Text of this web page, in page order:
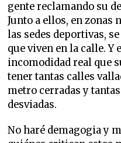
gente reclamando su
Junto a ellos, en zonas
las sedes deportivas,
que viven en la calle. Y
incomodidad real que
tener tantas calles
metro cerradas y
desviadas.
No haré demagogia y